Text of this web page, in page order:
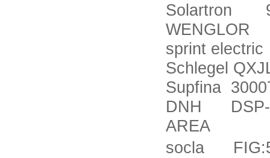
Solartron
WENGLOR
sprint
Schlegel
Supfina
DNH DSP-
AREA
socla